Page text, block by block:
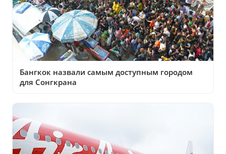
Бангкок назвали самым доступным городом
для Сонгкрана